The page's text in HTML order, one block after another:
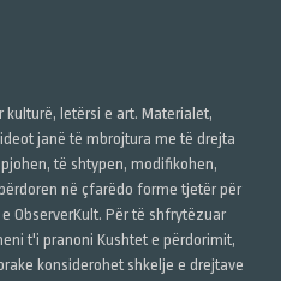
kulturë, letërsi e art. Materialet,
janë të mbrojtura me të drejta
të shtypen, modifikohen,
në çfarëdo forme tjetër për
ObserverKult. Për të shfrytëzuar
t'i pranoni Kushtet e përdorimit,
konsiderohet shkelje e drejtave